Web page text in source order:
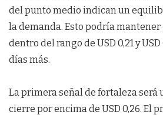
del punto medio indican un
la demanda. Esto podría mantener
dentro del rango de USD 0,21 y
días más.
La primera señal de fortaleza será
cierre por encima de USD 0,26. El